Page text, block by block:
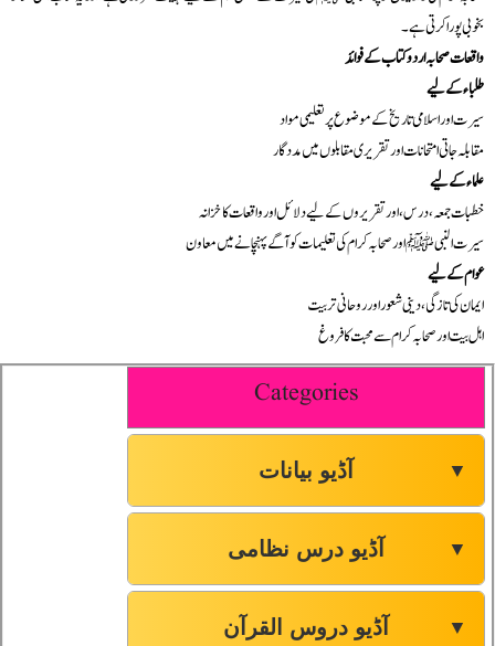
بخوبی پورا کرتی ہے۔
واقعات صحابہ اردو کتاب کے فوائد
طلباء کے لیے
سیرت اور اسلامی تاریخ کے موضوع پر تعلیمی مواد
مقابلہ جاتی امتحانات اور تقریری مقابلوں میں مددگار
علماء کے لیے
خطبات جمعہ، درس، اور تقریروں کے لیے دلائل اور واقعات کا خزانہ
سیرت النبی ﷺ اور صحابہ کرام کی تعلیمات کو آگے پہنچانے میں معاون
عوام کے لیے
ایمان کی تازگی، دینی شعور اور روحانی تربیت
اہل بیت اور صحابہ کرام سے محبت کا فروغ
Categories
آڈیو بیانات ▼
آڈیو درس نظامی ▼
آڈیو دروس القرآن ▼